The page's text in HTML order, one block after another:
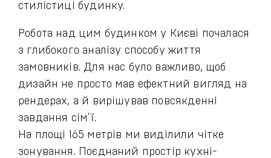
стилістиці будинку.
Робота над цим будинком у Києві почалася
з глибокого аналізу способу життя
замовників. Для нас було важливо, щоб
дизайн не просто мав ефектний вигляд на
рендерах, а й вирішував повсякденні
завдання сім'ї.
На площі 165 метрів ми виділили чітке
зонування. Поєднаний простір кухні-